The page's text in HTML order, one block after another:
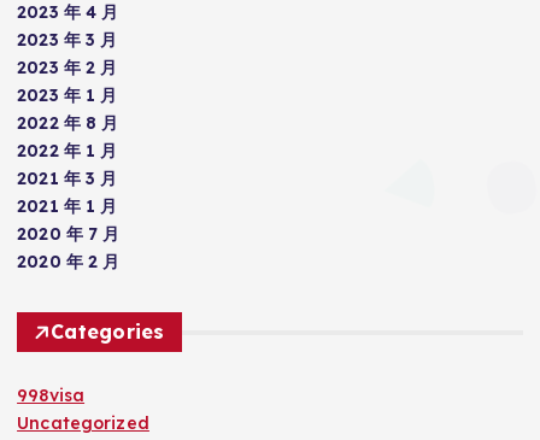
2023 年 4 月
2023 年 3 月
2023 年 2 月
2023 年 1 月
2022 年 8 月
2022 年 1 月
2021 年 3 月
2021 年 1 月
2020 年 7 月
2020 年 2 月
Categories
998visa
Uncategorized